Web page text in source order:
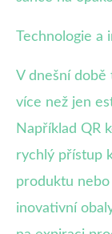
Technologie a
V dnešní době
více než jen
Například QR
rychlý přístup
produktu nebo
inovativní